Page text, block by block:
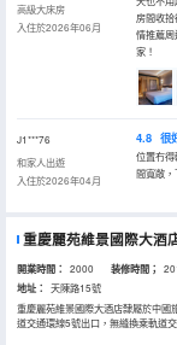
高級大床房
入住於2026年06月
房間收
情推薦
家！
J1***76
和家人出遊
入住於2026年04月
4.8 很
位置冇
間寬敞
重慶麗苑維景國際大酒
開業時間： 2000 装修時間；
地址：
天陳路15號
重慶麗苑維景國際大酒店隸屬於中國
道交通環線5號出口，無縫換乘軌道
洞等網紅景點，通達全城及機場，